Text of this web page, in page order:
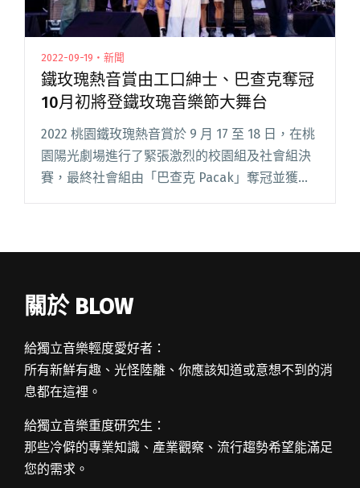
2022-09-19・新聞
鐵玫瑰熱音賞由工口紳士、巴查克奪冠
10月初將登鐵玫瑰音樂節大舞台
2022 桃園鐵玫瑰熱音賞於 9 月 17 至 18 日，在桃
園陽光劇場進行了緊張激烈的校園組及社會組決
賽，最終社會組由「巴查克 Pacak」奪冠並獲得
關於 BLOW
給獨立音樂輕度愛好者：
所有新鮮有趣、光怪陸離、你應該知道或意想不到的消
息都在這裡。
給獨立音樂重度研究生：
那些冷僻的專業知識、產業觀察、流行趨勢希望能滿足
您的需求。